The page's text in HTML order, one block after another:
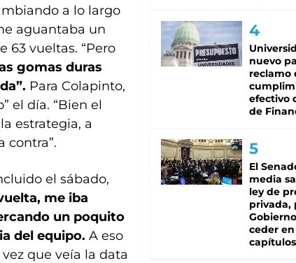
a lo largo
aguantaba un
63 vueltas. “Pero
gomas duras
Para Colapinto,
el día. “Bien el
estrategia, a
contra”.
el sábado,
me iba
un poquito
del equipo. A eso
que veía la data
nuevo
reclamo
efectivo
de
El
media
ley de
privada,
ceder
capítulos